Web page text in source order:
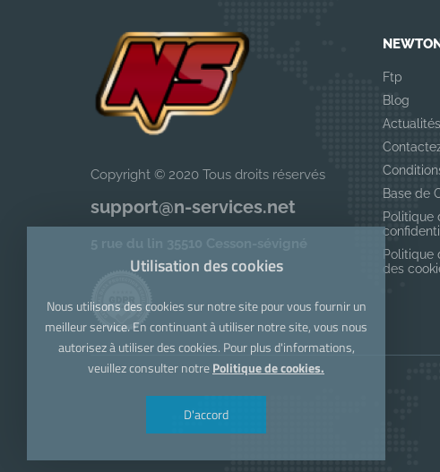
Copyright © 2020 Tous droits réservés
support@n-services.net
Ftp
Blog
Actualités
Base de
Politique
Politique
des
Utilisation des cookies
Nous utilisons des cookies sur notre site pour vous fournir un
meilleur service. En continuant à utiliser notre site, vous nous
autorisez à utiliser des cookies. Pour plus d'informations,
veuillez consulter notrePolitique de cookies.
D'accord